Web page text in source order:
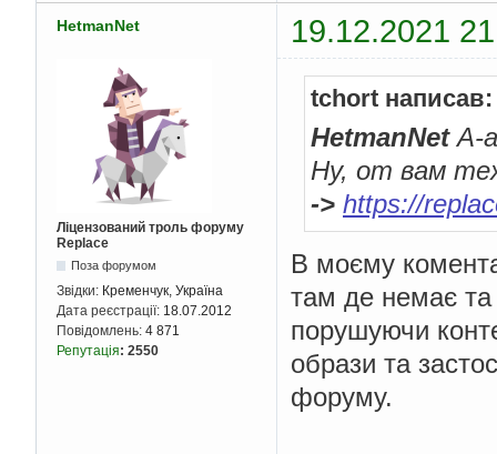
HetmanNet 19.12.2021
Ліцензований троль форуму
Replace
Поза форумом
Звідки: Кременчук, Україна
Дата реєстрації: 18.07.2012
Повідомлень: 4 871
Репутація: 2550
tchort написав:
HetmanNetА-
Ну, от вам
-> https://
В моєму
там де немає та
порушуючи
образи та
форуму.